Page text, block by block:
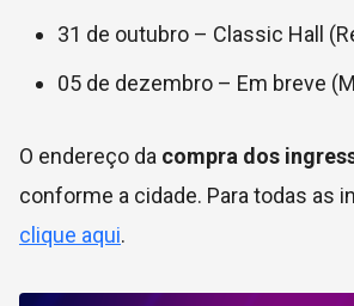
31 de outubro – Classic Hall
05 de dezembro – Em breve
O endereço da compra dos
conforme a cidade. Para todas as
clique aqui.